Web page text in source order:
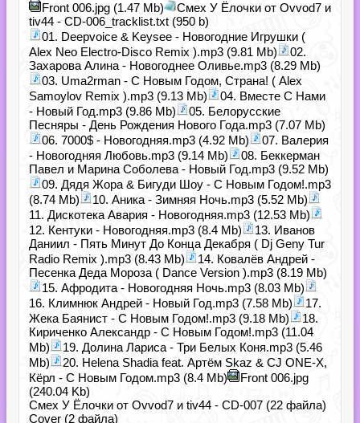
Front 006.jpg (1.47 Mb)
Смех У Ёлочки от Ovvod7 и
tiv44 - CD-006_tracklist.txt (950 b)
01. Deepvoice & Keysee - Новогодние Игрушки (
Alex Neo Electro-Disco Remix ).mp3 (9.81 Mb)
02.
Захарова Алина - Новогоднее Оливье.mp3 (8.29 Mb)
03. Uma2rman - С Новым Годом, Страна! ( Alex
Samoylov Remix ).mp3 (9.13 Mb)
04. Вместе С Нами
- Новый Год.mp3 (9.86 Mb)
05. Белорусские
Песняры - День Рождения Нового Года.mp3 (7.07 Mb)
06. 7000$ - Новогодняя.mp3 (4.92 Mb)
07. Валерия
- Новогодняя Любовь.mp3 (9.14 Mb)
08. Беккерман
Павел и Марина Соболева - Новый Год.mp3 (9.52 Mb)
09. Дядя Жора & Бигуди Шоу - С Новым Годом!.mp3
(8.74 Mb)
10. Аника - Зимняя Ночь.mp3 (5.52 Mb)
11. Дискотека Авария - Новогодняя.mp3 (12.53 Mb)
12. Кентуки - Новогодняя.mp3 (8.4 Mb)
13. Иванов
Даниил - Пять Минут До Конца Декабря ( Dj Geny Tur
Radio Remix ).mp3 (8.43 Mb)
14. Ковалёв Андрей -
Песенка Деда Мороза ( Dance Version ).mp3 (8.19 Mb)
15. Афродита - Новогодняя Ночь.mp3 (8.03 Mb)
16. Климнюк Андрей - Новый Год.mp3 (7.58 Mb)
17.
Жека Баянист - С Новым Годом!.mp3 (9.18 Mb)
18.
Кириченко Александр - С Новым Годом!.mp3 (11.04
Mb)
19. Долина Лариса - Три Белых Коня.mp3 (5.46
Mb)
20. Helena Shadia feat. Артём Skaz & CJ ONE-X,
Кёрл - С Новым Годом.mp3 (8.4 Mb)
Front 006.jpg
(240.04 Kb)
Смех У Ёлочки от Ovvod7 и tiv44 - CD-007 (22 файла)
Cover (2 файла)